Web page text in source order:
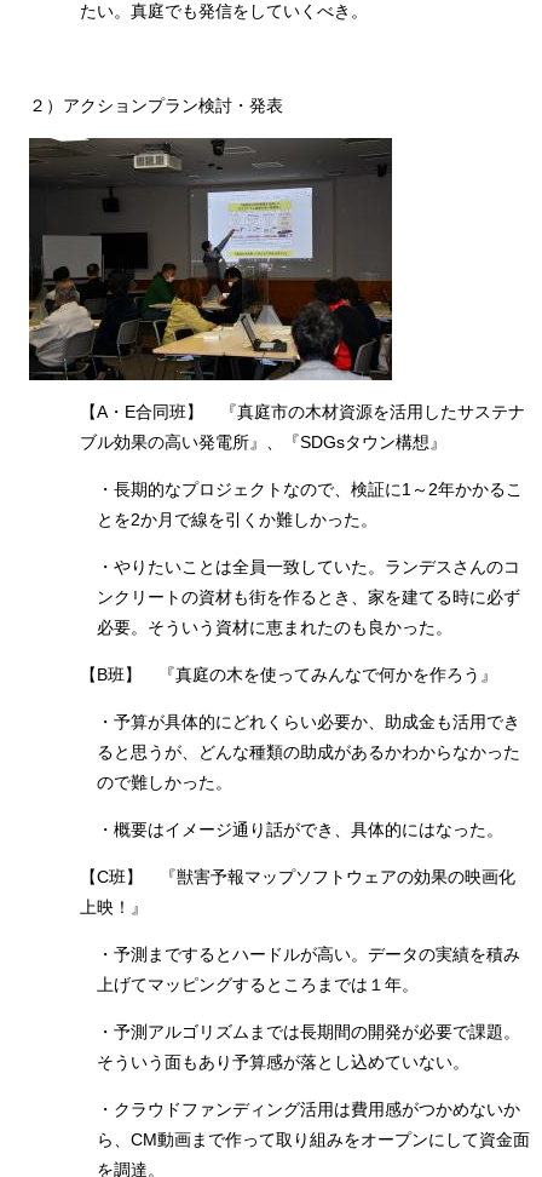
たい。真庭でも発信をしていくべき。
２）アクションプラン検討・発表
【A・E合同班】 『真庭市の木材資源を活用したサステナ
ブル効果の高い発電所』、『SDGsタウン構想』
・長期的なプロジェクトなので、検証に1～2年かかるこ
とを2か月で線を引くか難しかった。
・やりたいことは全員一致していた。ランデスさんのコ
ンクリートの資材も街を作るとき、家を建てる時に必ず
必要。そういう資材に恵まれたのも良かった。
【B班】 『真庭の木を使ってみんなで何かを作ろう』
・予算が具体的にどれくらい必要か、助成金も活用でき
ると思うが、どんな種類の助成があるかわからなかった
ので難しかった。
・概要はイメージ通り話ができ、具体的にはなった。
【C班】 『獣害予報マップソフトウェアの効果の映画化
上映！』
・予測までするとハードルが高い。データの実績を積み
上げてマッピングするところまでは１年。
・予測アルゴリズムまでは長期間の開発が必要で課題。
そういう面もあり予算感が落とし込めていない。
・クラウドファンディング活用は費用感がつかめないか
ら、CM動画まで作って取り組みをオープンにして資金面
を調達。